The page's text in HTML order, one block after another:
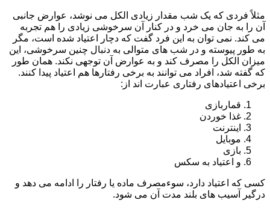
مثلاً فردی که یک شب مقدار زیادی الکل می نوشد، عوارض جانبی
آن را به جان می خرد و در کنار آن سرخوشی زیادی را هم تجربه
می کند. نمی توان به این فرد گفت که دچار اعتیاد شده است، مگر
به طور پیوسته و در شب های متوالی به دنبال چنین سرخوشی، این
میزان الکل را مصرف کند و به عوارض آن توجهی نکند. همان طور
که گفته شد، افراد می توانند به برخی رفتارها هم اعتیاد پیدا کنند.
برخی اعتیادهای رفتاری عبارت اند از:
قماربازی
غذا خوردن
اینترنت
موبایل
بازی
و اعتیاد به سکس
کسی که اعتیاد دارد، سوءمصرف ماده یا رفتار را ادامه می دهد و
درگیر آسیب های بلند مدت آن می شود.